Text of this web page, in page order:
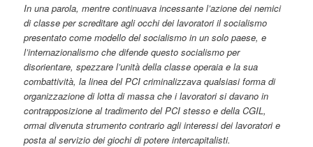
In una parola, mentre continuava incessante l’azione dei nemici
di classe per screditare agli occhi dei lavoratori il socialismo
presentato come modello del socialismo in un solo paese, e
l’internazionalismo che difende questo socialismo per
disorientare, spezzare l’unità della classe operaia e la sua
combattività, la linea del PCI criminalizzava qualsiasi forma di
organizzazione di lotta di massa che i lavoratori si davano in
contrapposizione al tradimento del PCI stesso e della CGIL,
ormai divenuta strumento contrario agli interessi dei lavoratori e
posta al servizio dei giochi di potere intercapitalisti.